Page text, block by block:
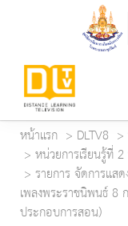
หน้าแรก DLTV8
หน่วยการเรียนรู้ที่
รายการ จัดการแส
เพลงพระราชนิพนธ์ 8
ประกอบการสอน)